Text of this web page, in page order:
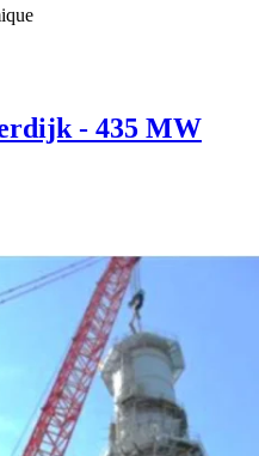
- 435 MW